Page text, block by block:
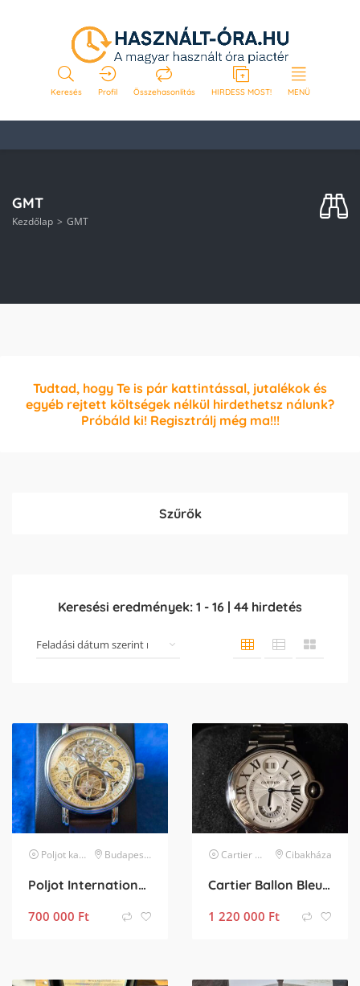
Keresés Profil Összehasonlítás HIRDESS MOST! MENÜ
GMT
Kezdőlap GMT
Tudtad, hogy Te is pár kattintással, jutalékok és
egyéb rejtett költségek nélkül hirdethetsz nálunk?
Próbáld ki! Regisztrálj még ma!!!
Szűrők
Keresési eredmények: 1 - 16 | 44 hirdetés
Poljot karóra Budapest XIV. kerület
Poljot International Tourbillon Skeleton GMT Limited Edition
700 000 Ft
Cartier karóra Cibakháza
Cartier Ballon Bleu GMT Big date
1 220 000 Ft